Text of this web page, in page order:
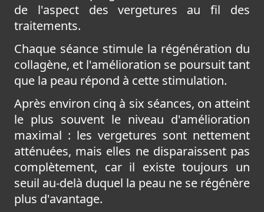
de l'aspect des vergetures au fil des
traitements.
Chaque séance stimule la régénération du
collagène, et l'amélioration se poursuit tant
que la peau répond à cette stimulation.
Après environ cinq à six séances, on atteint
le plus souvent le niveau d'amélioration
maximal : les vergetures sont nettement
atténuées, mais elles ne disparaissent pas
complètement, car il existe toujours un
seuil au-delà duquel la peau ne se régénère
plus d'avantage.